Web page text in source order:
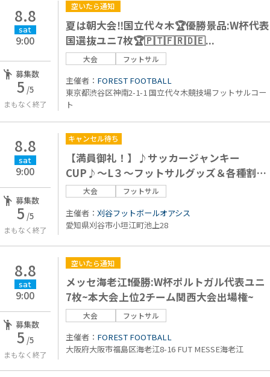
8.8
sat
9:00
募集数
5 /5
まもなく終了
空いたら通知
夏は朝大会‼️国立代々木🏆優勝景品:W杯代表
国選抜ユニ7枚🏆🇵🇹🇫🇷🇩🇪...
大会 フットサル
主催者： FOREST FOOTBALL
東京都渋谷区神南2-1-1 国立代々木競技場フットサルコー
ト
8.8
sat
9:00
募集数
5 /5
まもなく終了
キャンセル待ち
【満員御礼！】♪サッカージャンキー
CUP♪〜L３〜フットサルグッズ＆各種割引
券Get's‼︎
大会 フットサル
主催者： 刈谷フットボールオアシス
愛知県刈谷市小垣江町池上28
8.8
sat
9:00
募集数
5 /5
まもなく終了
空いたら通知
メッセ海老江❗️優勝:W杯ポルトガル代表ユニ
7枚~本大会上位2チーム関西大会出場権~
大会 フットサル
主催者： FOREST FOOTBALL
大阪府大阪市福島区海老江8-16 FUT MESSE海老江